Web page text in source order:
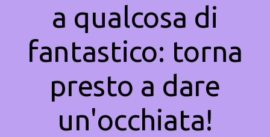
a qualcosa di
fantastico: torna
presto a dare
un'occhiata!